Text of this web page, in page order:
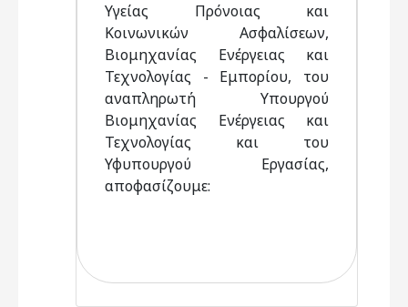
Υγείας Πρόνοιας και
Κοινωνικών Ασφαλίσεων,
Βιομηχανίας Ενέργειας και
Τεχνολογίας - Εμπορίου, του
αναπληρωτή Υπουργού
Βιομηχανίας Ενέργειας και
Τεχνολογίας και του
Υφυπουργού Εργασίας,
αποφασίζουμε: